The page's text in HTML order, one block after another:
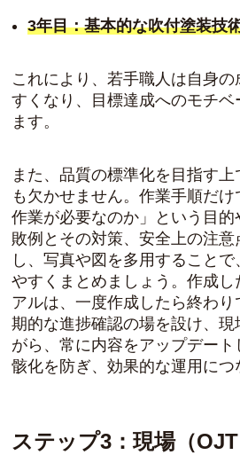
3年目：基本的な吹付塗装技
これにより、若手職人は自身
すくなり、目標達成へのモチベ
ます。
また、品質の標準化を目指す
も欠かせません。作業手順だ
作業が必要なのか」という目
敗例とその対策、安全上の注
し、写真や図を多用すること
やすくまとめましょう。作成し
アルは、一度作成したら終わ
期的な進捗確認の場を設け、
がら、常に内容をアップデー
骸化を防ぎ、効果的な運用につ
ステップ3：現場（